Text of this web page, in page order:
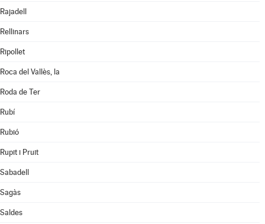
Rajadell
Rellinars
Ripollet
Roca del Vallès, la
Roda de Ter
Rubí
Rubió
Rupit i Pruit
Sabadell
Sagàs
Saldes